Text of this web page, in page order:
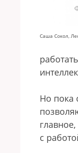
Саша Сокол,
Но пока
с